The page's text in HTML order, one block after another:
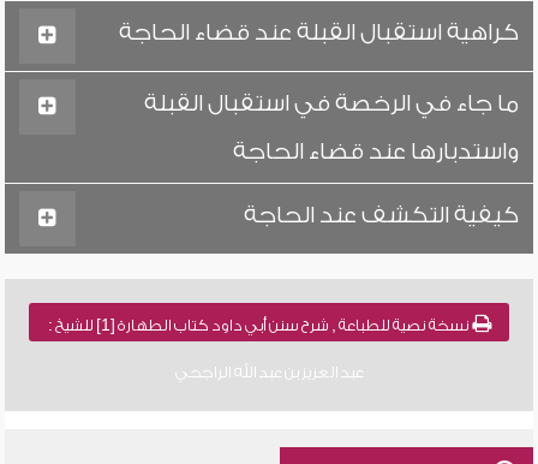
كراهية استقبال القبلة عند قضاء الحاجة
ما جاء في الرخصة في استقبال القبلة
واستدبارها عند قضاء الحاجة
كيفية التكشف عند الحاجة
نسخة نصية للطباعة , شرح سنن أبي داود كتاب الطهارة [1] للشيخ :
عبد العزيز بن عبد الله الراجحي